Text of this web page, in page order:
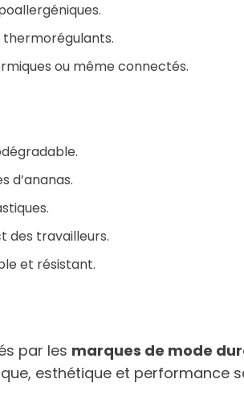
thermorégulants.
ou même connectés.
d’ananas.
des travailleurs.
et résistant.
par les marques de mode
esthétique et performance